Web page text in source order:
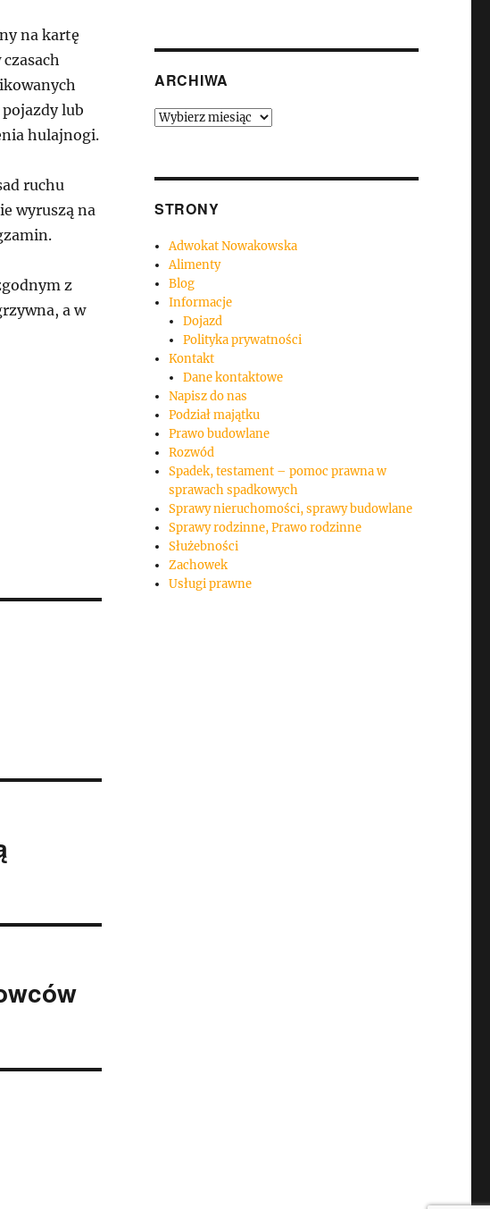
na kartę
lub
hulajnogi.
ruchu
wyruszą na
z
a w
ARCHIWA
Archiwa
STRONY
Adwokat Nowakowska
Alimenty
Blog
Informacje
Dojazd
Polityka prywatności
Kontakt
Dane kontaktowe
Napisz do nas
Podział majątku
Prawo budowlane
Rozwód
Spadek, testament – pomoc prawna w
sprawach spadkowych
Sprawy nieruchomości, sprawy budowlane
Sprawy rodzinne, Prawo rodzinne
Służebności
Zachowek
Usługi prawne